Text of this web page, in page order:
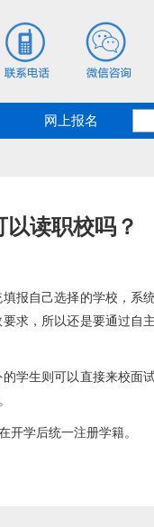
网上报名
读职校吗？
报自己选择的学校，系
求，所以还是要通过自
学生则可以直接来校面
开学后统一注册学籍。